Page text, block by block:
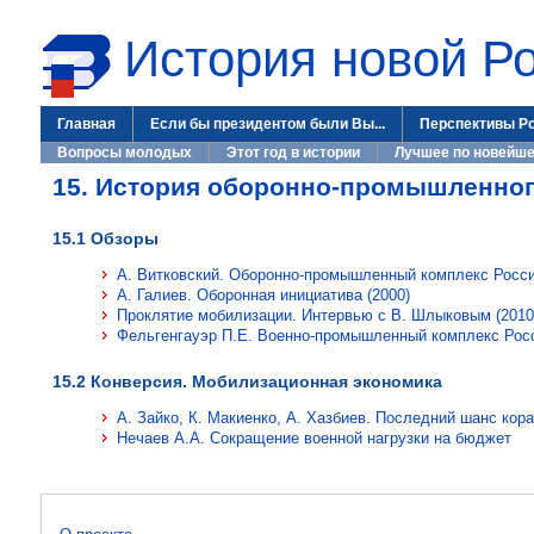
История новой
Главная Если бы президентом были Вы... Перспективы
Вопросы молодых
Этот год в истории Лучшее по
15. История оборонно-
15.1 Обзоры
А. Витковский. Оборонно-промышленный комплекс
А. Галиев. Оборонная инициатива (2000)
Проклятие мобилизации. Интервью с В. Шлыковым
Фельгенгауэр П.Е. Военно-промышленный комплекс
15.2 Конверсия. Мобилизационная экономика
А. Зайко, К. Макиенко, А. Хазбиев. Последний шанс
Нечаев А.А. Сокращение военной нагрузки на бюджет